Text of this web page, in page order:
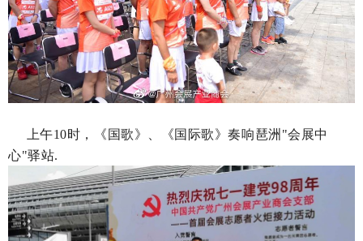
上午10时，《国歌》、《国际歌》奏响琶洲"会展中
心"驿站.